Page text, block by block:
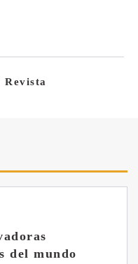
Revista
Yanmar